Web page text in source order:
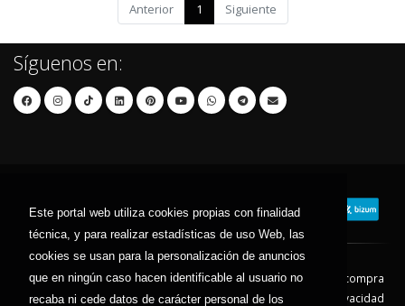
Este portal web utiliza cookies propias con finalidad
técnica, y para realizar estadísticas de uso Web, las
cookies se usan para la personalización de anuncios
que en ningún caso hacen identificable al usuario no
recaba ni cede datos de carácter personal de los
Anterior 1 Siguiente
Síguenos en:
Contacto Aviso Legal
Condiciones de compra
Política de envíos
Política de devolución Política de Privacidad